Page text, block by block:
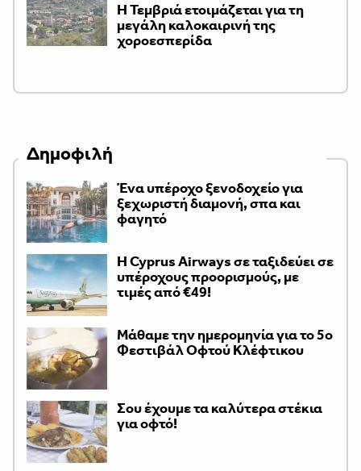
Η Τεμβριά ετοιμάζεται για τη
μεγάλη καλοκαιρινή της
χοροεσπερίδα
Δημοφιλή
Ένα υπέροχο ξενοδοχείο για
ξεχωριστή διαμονή, σπα και
φαγητό
H Cyprus Airways σε ταξιδεύει σε
υπέροχους προορισμούς, με
τιμές από €49!
Μάθαμε την ημερομηνία για το 5ο
Φεστιβάλ Οφτού Κλέφτικου
Σου έχουμε τα καλύτερα στέκια
για οφτό!